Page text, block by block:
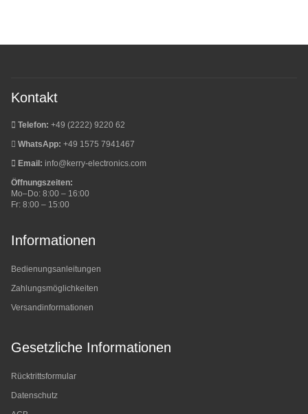
Kontakt
Telefon: +49 (2222) 9220 62
WhatsApp: +49 1575 7941467
Email: info@kerry-electronics.com
Öffnungszeiten:
Mo–Do: 8:00 – 16:00
Fr: 8:00 – 15:00
Informationen
Bedienungsanleitungen
Zahlungsmöglichkeiten
Versandinformationen
Gesetzliche Informationen
Rücktrittsformular
Datenschutz